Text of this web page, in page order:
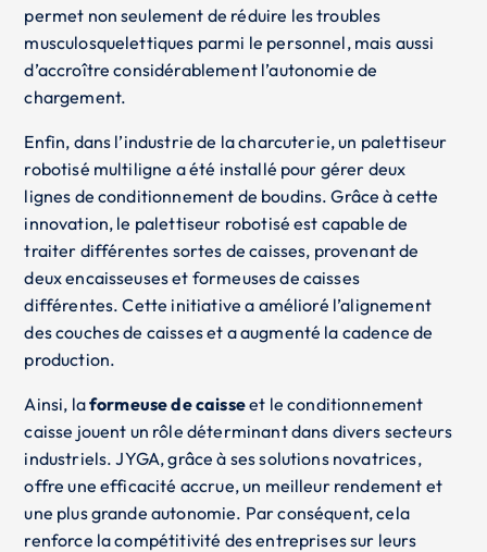
permet non seulement de réduire les troubles
musculosquelettiques parmi le personnel, mais aussi
d’accroître considérablement l’autonomie de
chargement.
Enfin, dans l’industrie de la charcuterie, un palettiseur
robotisé multiligne a été installé pour gérer deux
lignes de conditionnement de boudins. Grâce à cette
innovation, le palettiseur robotisé est capable de
traiter différentes sortes de caisses, provenant de
deux encaisseuses et formeuses de caisses
différentes. Cette initiative a amélioré l’alignement
des couches de caisses et a augmenté la cadence de
production.
Ainsi, laformeuse de caisseet le conditionnement
caisse jouent un rôle déterminant dans divers secteurs
industriels. JYGA, grâce à ses solutions novatrices,
offre une efficacité accrue, un meilleur rendement et
une plus grande autonomie. Par conséquent, cela
renforce la compétitivité des entreprises sur leurs